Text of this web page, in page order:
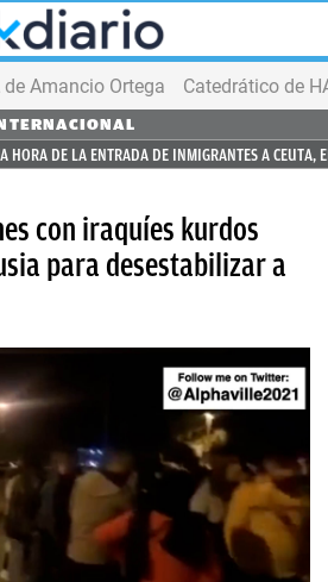
de Amancio Ortega
HORA DE LA ENTRADA DE INMIGRANTES A CEUTA,
con iraquíes kurdos
para desestabilizar a